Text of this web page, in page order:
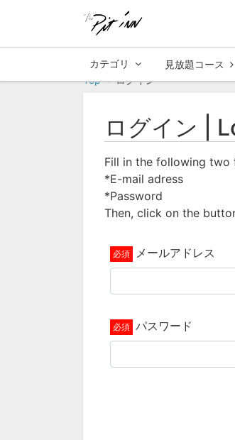
カテゴリ 見放題コース
Top
ログイン
ログイン |
Fill in the following
*E-mail adress
*Password
Then, click on the
メールアドレス
パスワード